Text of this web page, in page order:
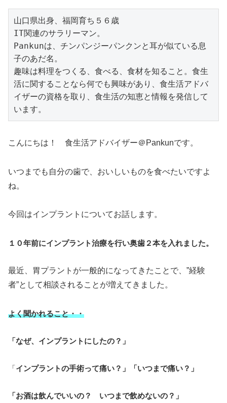
山口県出身、福岡育ち５６歳
IT関連のサラリーマン。
Pankunは、チンパンジーパンクンと耳が似ている息
子のあだ名。
趣味は料理をつくる、食べる、食材を知ること。食生
活に関することなら何でも興味があり、食生活アドバ
イザーの資格を取り、食生活の知恵と情報を発信して
こんにちは！ 食生活アドバイザー＠Pankunです。
いつまでも自分の歯で、おいしいものを食べたいですよ
ね。
今回はインプラントについてお話します。
１０年前にインプラント治療を行い奥歯２本を入れました。
最近、胃プラントが一般的になってきたことで、”経験
者”として相談されることが増えてきました。
よく聞かれること・・
「なぜ、インプラントにしたの？」
「インプラントの手術って痛い？」「いつまで痛い？」
「お酒は飲んでいいの？ いつまで飲めないの？」